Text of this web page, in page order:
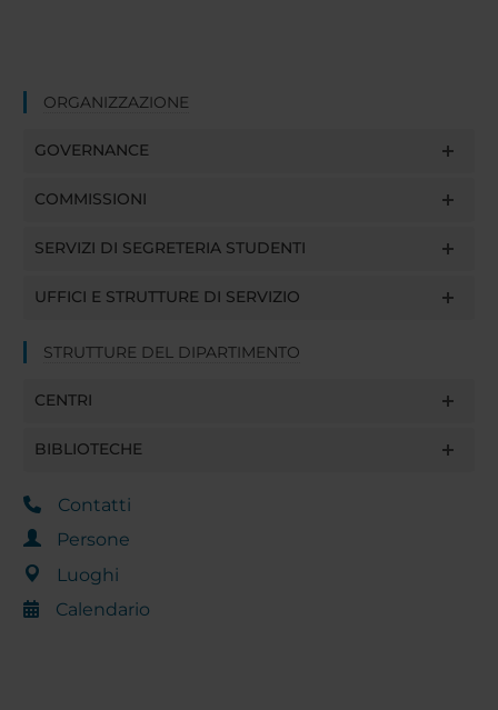
ORGANIZZAZIONE
GOVERNANCE
COMMISSIONI
SERVIZI DI SEGRETERIA STUDENTI
UFFICI E STRUTTURE DI SERVIZIO
STRUTTURE DEL DIPARTIMENTO
CENTRI
BIBLIOTECHE
Contatti
Persone
Luoghi
Calendario